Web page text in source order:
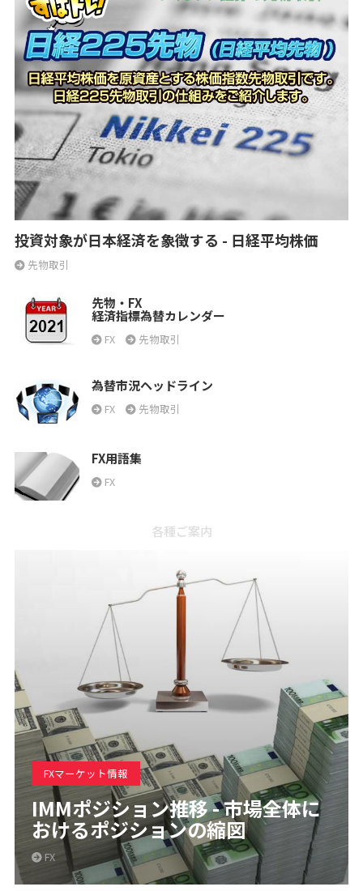
投資対象が日本経済を象徴する - 日経平均株価
先物取引
先物・FX
経済指標為替カレンダー
FX 先物取引
為替市況ヘッドライン
FX 先物取引
FX用語集
FX
各種ご案内
FXマーケット情報
IMMポジション推移 - 市場全体に
おけるポジションの縮図
FX